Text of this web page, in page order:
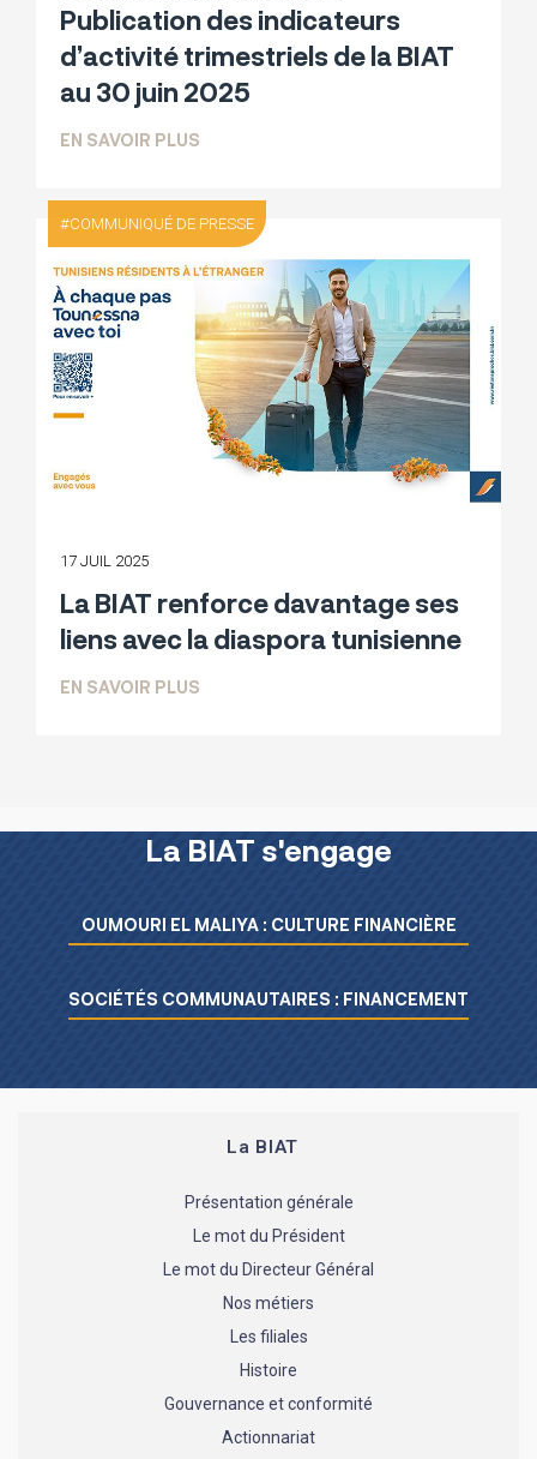
Publication des indicateurs
d’activité trimestriels de la BIAT
au 30 juin 2025
EN SAVOIR PLUS
COMMUNIQUÉ DE PRESSE
17 JUIL 2025
La BIAT renforce davantage ses
liens avec la diaspora tunisienne
EN SAVOIR PLUS
La BIAT s'engage
Menu L’essentiel de la BIAT
OUMOURI EL MALIYA : CULTURE FINANCIÈRE
SOCIÉTÉS COMMUNAUTAIRES : FINANCEMENT
La BIAT
Présentation générale
Le mot du Président
Le mot du Directeur Général
Nos métiers
Les filiales
Histoire
Gouvernance et conformité
Actionnariat